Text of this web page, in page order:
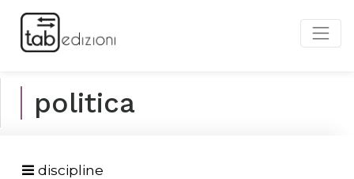
politica
discipline